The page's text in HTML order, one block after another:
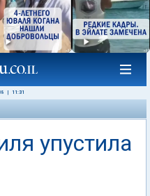
11:31
упустила